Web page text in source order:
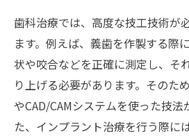
歯科治療では、高度な技工技術が
ます。例えば、義歯を作製する際
状や咬合などを正確に測定し、そ
り上げる必要があります。そのた
やCAD/CAMシステムを使った技法
た、インプラント治療を行う際に